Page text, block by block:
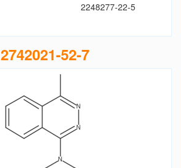
2248277-22-5
2742021-52-7